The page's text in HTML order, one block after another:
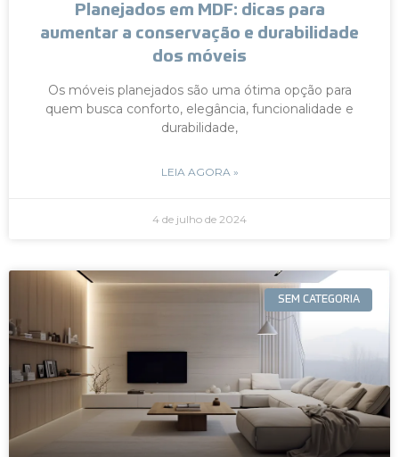
Planejados em MDF: dicas para
aumentar a conservação e durabilidade
dos móveis
Os móveis planejados são uma ótima opção para
quem busca conforto, elegância, funcionalidade e
durabilidade,
LEIA AGORA »
4 de julho de 2024
SEM CATEGORIA